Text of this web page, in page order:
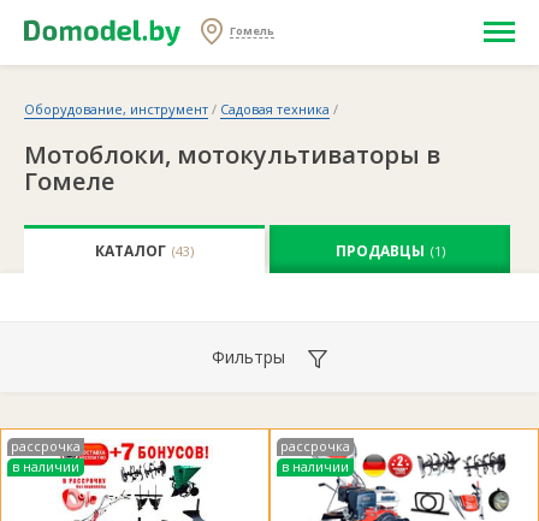
Гомель
Оборудование, инструмент / Садовая техника /
Мотоблоки, мотокультиваторы в
Гомеле
КАТАЛОГ (43) ПРОДАВЦЫ (1)
Фильтры
рассрочка
в наличии
рассрочка
в наличии